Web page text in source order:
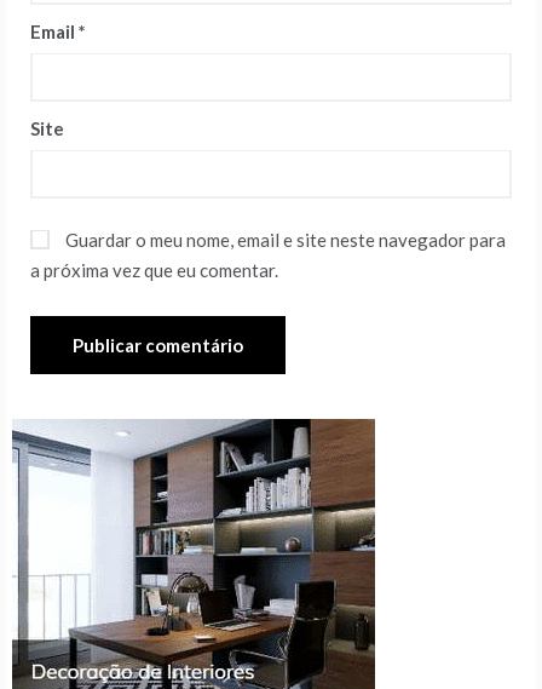
Email *
Site
Guardar o meu nome, email e site neste navegador para
a próxima vez que eu comentar.